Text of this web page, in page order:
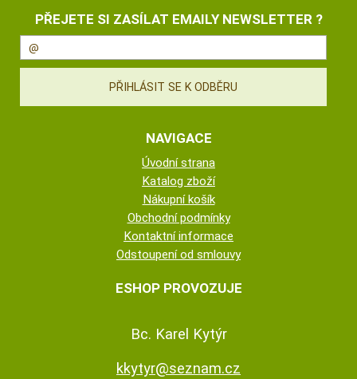
PŘEJETE SI ZASÍLAT EMAILY NEWSLETTER ?
NAVIGACE
Úvodní strana
Katalog zboží
Nákupní košík
Obchodní podmínky
Kontaktní informace
Odstoupení od smlouvy
ESHOP PROVOZUJE
Bc. Karel Kytýr
kkytyr@seznam.cz